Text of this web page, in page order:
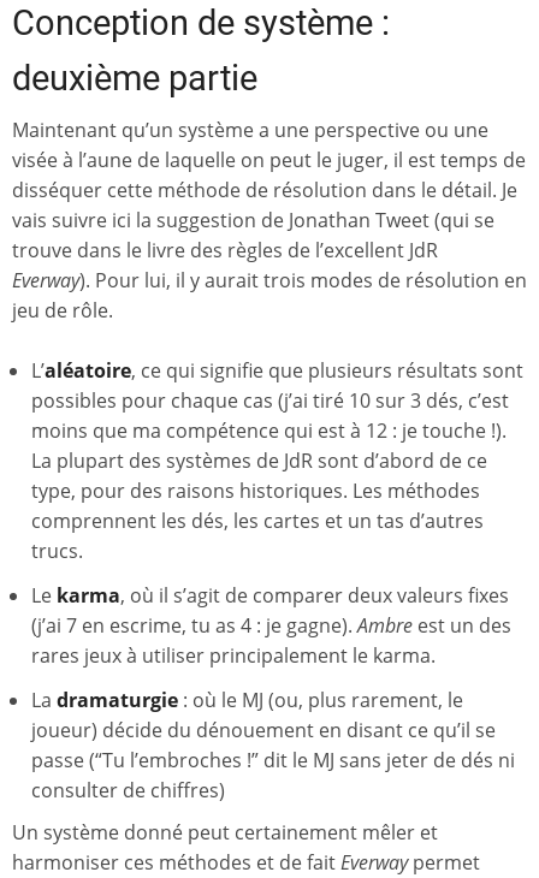
Conception de système :
deuxième partie
Maintenant qu’un système a une perspective ou une
visée à l’aune de laquelle on peut le juger, il est temps de
disséquer cette méthode de résolution dans le détail. Je
vais suivre ici la suggestion de Jonathan Tweet (qui se
trouve dans le livre des règles de l’excellent JdR
Everway). Pour lui, il y aurait trois modes de résolution en
jeu de rôle.
L’aléatoire, ce qui signifie que plusieurs résultats sont
possibles pour chaque cas (j’ai tiré 10 sur 3 dés, c’est
moins que ma compétence qui est à 12 : je touche !).
La plupart des systèmes de JdR sont d’abord de ce
type, pour des raisons historiques. Les méthodes
comprennent les dés, les cartes et un tas d’autres
trucs.
Le karma, où il s’agit de comparer deux valeurs fixes
(j’ai 7 en escrime, tu as 4 : je gagne).Ambre est un des
rares jeux à utiliser principalement le karma.
La dramaturgie : où le MJ (ou, plus rarement, le
joueur) décide du dénouement en disant ce qu’il se
passe (“Tu l’embroches !” dit le MJ sans jeter de dés ni
consulter de chiffres)
Un système donné peut certainement mêler et
harmoniser ces méthodes et de faitEverwaypermet